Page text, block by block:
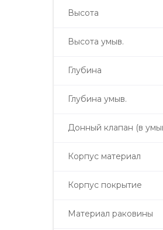
Высота
Высота умыв.
Глубина
Глубина умыв.
Донный клапан (в
Корпус материал
Корпус покрытие
Материал раковины